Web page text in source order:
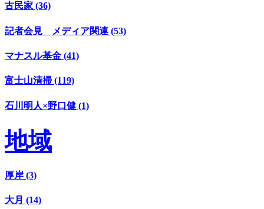
古民家 (36)
記者会見 メディア関連 (53)
マナスル基金 (41)
富士山清掃 (119)
石川明人×野口健 (1)
地域
厚岸 (3)
大月 (14)